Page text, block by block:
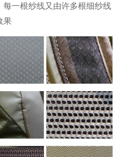
一根纱线又由许多根细纱线
果